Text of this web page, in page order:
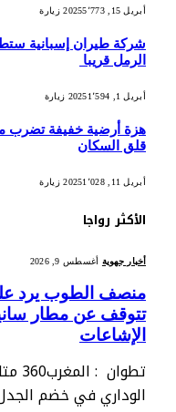
أبريل 15, 2025 5٬773 زيارة
شركة طيران إسبانية
الرمل قريبا
أبريل 1, 2025 1٬594 زيارة
هزة أرضية خفيفة تضرب
قلق السكان
أبريل 11, 2025 1٬028 زيارة
الأكثر رواجا
أخبار جهوية أغسطس 9, 2026
منصف الطوب يرد
تتوقف عن مطار
الإشاعات
الوداري في خضم